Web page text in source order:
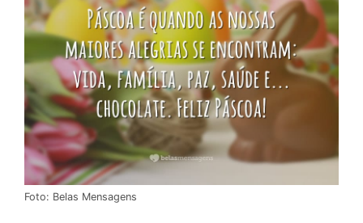
Foto: Belas Mensagens